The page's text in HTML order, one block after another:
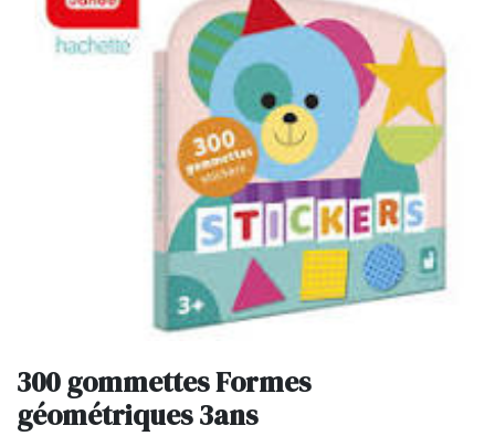
300 gommettes Formes
géométriques 3ans